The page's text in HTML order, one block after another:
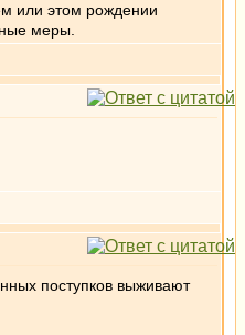
или этом рождении
меры.
поступков выживают